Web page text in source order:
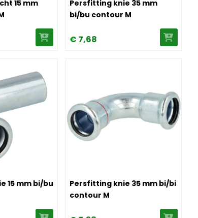
15 mm
Persfitting knie 35 mm
bi/bu contour M
€ 7,68
knie 15 mm bi/bu contour M
15 mm bi/bu
Image Persfitting knie 35 mm bi/
Persfitting knie 35 mm bi/bi
contour M